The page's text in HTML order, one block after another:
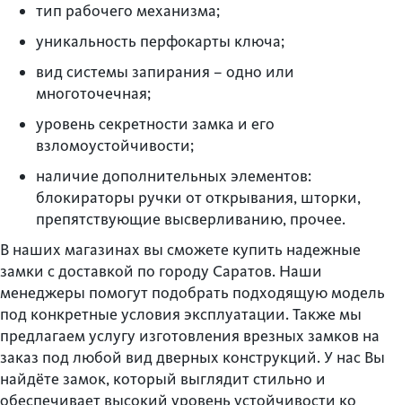
тип рабочего механизма;
уникальность перфокарты ключа;
вид системы запирания – одно или
многоточечная;
уровень секретности замка и его
взломоустойчивости;
наличие дополнительных элементов:
блокираторы ручки от открывания, шторки,
препятствующие высверливанию, прочее.
В наших магазинах вы сможете купить надежные
замки с доставкой по городу Саратов. Наши
менеджеры помогут подобрать подходящую модель
под конкретные условия эксплуатации. Также мы
предлагаем услугу изготовления врезных замков на
заказ под любой вид дверных конструкций. У нас Вы
найдёте замок, который выглядит стильно и
обеспечивает высокий уровень устойчивости ко